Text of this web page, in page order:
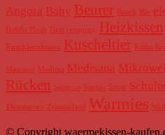
Angora Baby Beurer Bosch Bär
Habibi Plush Heat company Heizkissen
Kirschkernkissen Kuscheltier Käthe
Mammut Medima Medisana
Rücken Sangora Sanitas Schaf
Thermacare Träumeland Warmies
© Copyright waermekissen-